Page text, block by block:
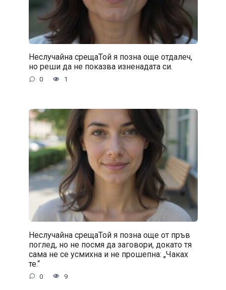
Неслучайна срещаТой я позна още отдалеч,
но реши да не показва изненадата си.
0 1
Неслучайна срещаТой я позна още от пръв
поглед, но не посмя да заговори, докато тя
сама не се усмихна и не прошепна: „Чаках
те.“
0 9